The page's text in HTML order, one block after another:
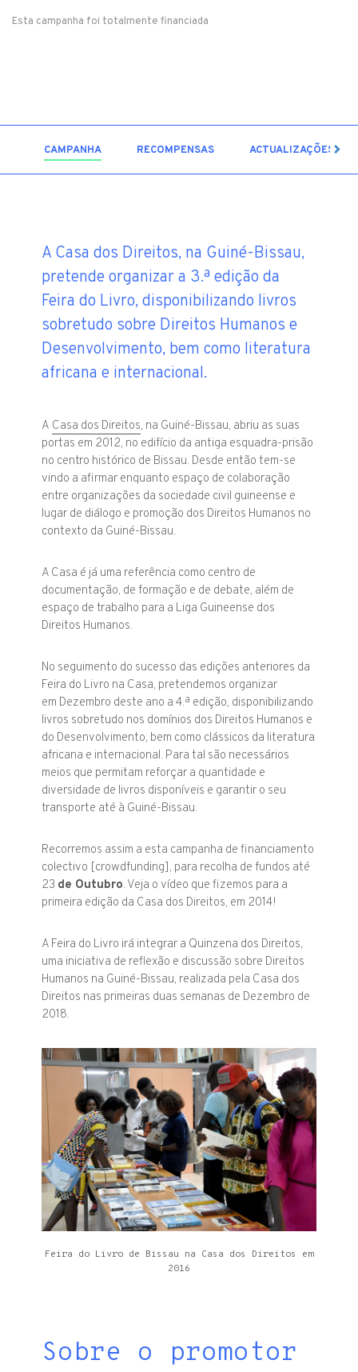
Esta campanha foi totalmente financiada
CAMPANHA RECOMPENSAS ACTUALIZAÇÕES
A Casa dos Direitos, na Guiné-Bissau,
pretende organizar a 3.ª edição da
Feira do Livro, disponibilizando livros
sobretudo sobre Direitos Humanos e
Desenvolvimento, bem como literatura
africana e internacional.
A Casa dos Direitos, na Guiné-Bissau, abriu as suas
portas em 2012, no edifício da antiga esquadra-prisão
no centro histórico de Bissau. Desde então tem-se
vindo a afirmar enquanto espaço de colaboração
entre organizações da sociedade civil guineense e
lugar de diálogo e promoção dos Direitos Humanos no
contexto da Guiné-Bissau.
A Casa é já uma referência como centro de
documentação, de formação e de debate, além de
espaço de trabalho para a Liga Guineense dos
Direitos Humanos.
No seguimento do sucesso das edições anteriores da
Feira do Livro na Casa, pretendemos organizar
em Dezembro deste ano a 4.ª edição, disponibilizando
livros sobretudo nos domínios dos Direitos Humanos e
do Desenvolvimento, bem como clássicos da literatura
africana e internacional. Para tal são necessários
meios que permitam reforçar a quantidade e
diversidade de livros disponíveis e garantir o seu
transporte até à Guiné-Bissau.
Recorremos assim a esta campanha de financiamento
colectivo [crowdfunding], para recolha de fundos até
23 de Outubro. Veja o vídeo que fizemos para a
primeira edição da Casa dos Direitos, em 2014!
A Feira do Livro irá integrar a Quinzena dos Direitos,
uma iniciativa de reflexão e discussão sobre Direitos
Humanos na Guiné-Bissau, realizada pela Casa dos
Direitos nas primeiras duas semanas de Dezembro de
2018.
Feira do Livro de Bissau na Casa dos Direitos em
2016
Sobre o promotor